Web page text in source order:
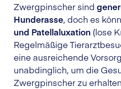
Zwergpinscher sind
Hunderasse, doch es
und Patellaluxation (lose
Regelmäßige
eine ausreichende
unabdinglich, um die
Zwergpinscher zu